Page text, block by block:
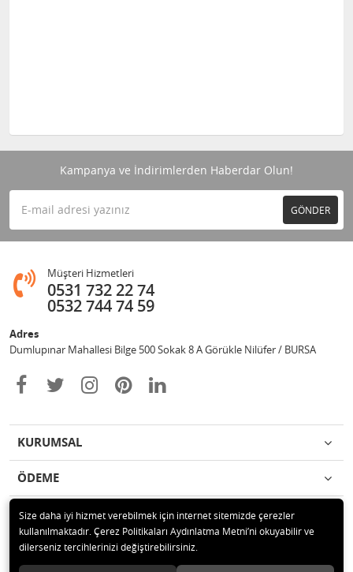
Kampanya ve İndirimlerden Haberdar Olun!
GÖNDER
Müşteri Hizmetleri
0531 732 22 74
0532 744 74 59
Adres
Dumlupınar Mahallesi Bilge 500 Sokak 8 A Görükle Nilüfer / BURSA
KURUMSAL
ÖDEME
İLETİŞİM
© 2020 MAG OTOMOTİV Tüm hakları saklıdır.
Size daha iyi hizmet verebilmek için internet sitemizde çerezler
kullanılmaktadır. Çerez Politikaları Aydınlatma Metni’ni okuyabilir ve
dilerseniz tercihlerinizi değiştirebilirsiniz.